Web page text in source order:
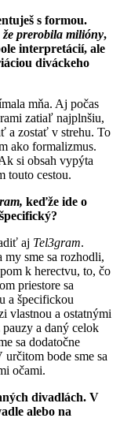
s formou.
prerobila milióny,
interpretácií, ale
diváckeho
mňa. Aj počas
zatiaľ najplnšiu,
a zostať v strehu. To
ako formalizmus.
si obsah vypýta
touto cestou.
keďže ide o
aj Tel3gram.
sme sa rozhodli,
k herectvu, to, čo
priestore sa
a špecifickou
vlastnou a ostatnými
a daný celok
sa dodatočne
bode sme sa
očami.
divadlách. V
alebo na